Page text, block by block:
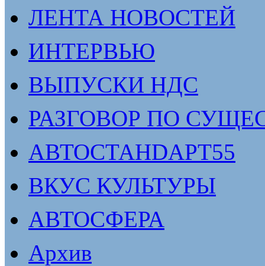
ЛЕНТА НОВОСТЕЙ
ИНТЕРВЬЮ
ВЫПУСКИ НДС
РАЗГОВОР ПО
АВТОСТАНDАРТ55
ВКУС КУЛЬТУРЫ
АВТОСФЕРА
Архив